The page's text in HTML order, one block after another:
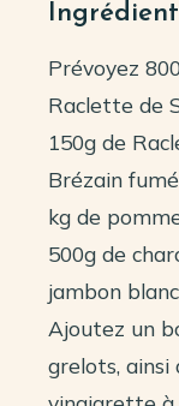
Prévoyez
Raclette de
150g de
Brézain
kg de
500g de
jambon
Ajoutez un
grelots, ainsi